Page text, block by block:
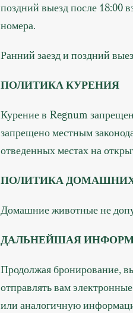
поздний выезд после 18:00
номера.
Ранний заезд и поздний
ПОЛИТИКА КУРЕНИЯ
Курение в Regnum
запрещено местным
отведенных местах на
ПОЛИТИКА
Домашние животные не
ДАЛЬНЕЙШАЯ
Продолжая бронирование,
отправлять вам
или аналогичную